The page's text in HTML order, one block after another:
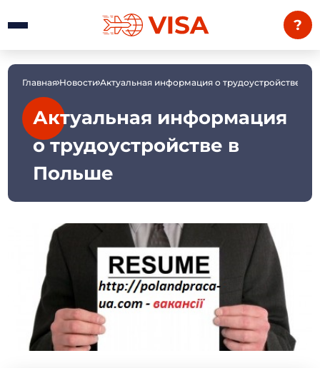
?
Главная Новости Актуальная информация о трудоустройстве в
Актуальная информация
о трудоустройстве в
Польше